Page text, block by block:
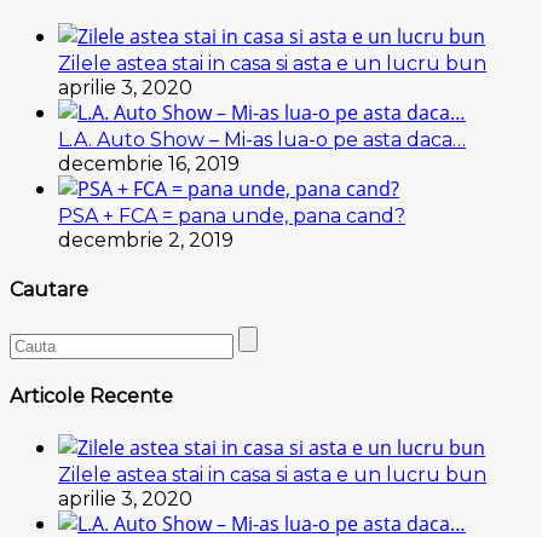
Zilele astea stai in casa si asta e un lucru bun
aprilie 3, 2020
L.A. Auto Show – Mi-as lua-o pe asta daca…
decembrie 16, 2019
PSA + FCA = pana unde, pana cand?
decembrie 2, 2019
Cautare
Articole Recente
Zilele astea stai in casa si asta e un lucru bun
aprilie 3, 2020